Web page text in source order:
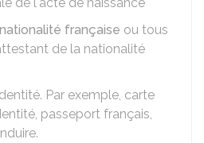
française ou tous
de la nationalité
Par exemple, carte
passeport français,